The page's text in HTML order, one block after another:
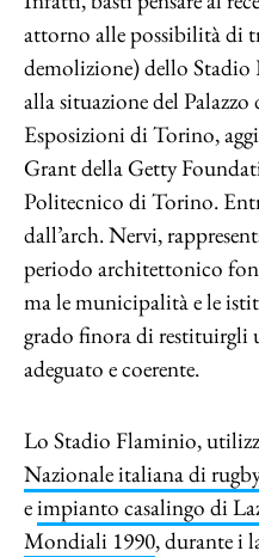
attorno alle possibilità di
demolizione) dello Stadio
alla situazione del
Esposizioni di Torino,
Grant della Getty
Politecnico di Torino.
dall’arch. Nervi,
periodo architettonico
ma le municipalità e le
grado finora di
adeguato e coerente.
Lo Stadio Flaminio,
Nazionale italiana di
eimpianto casalingo di
Mondiali 1990, durante i